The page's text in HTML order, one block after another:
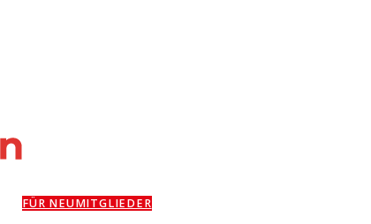
FÜR NEUMITGLIEDER